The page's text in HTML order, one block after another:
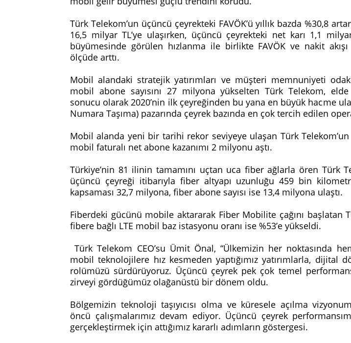
Türk Telekom’un üçüncü çeyrekteki FAVÖK’ü yıllık bazda %30,8
16,5 milyar TL’ye ulaşırken, üçüncü çeyrekteki net karı 1,1
büyümesinde görülen hızlanma ile birlikte FAVÖK ve nakit
ölçüde arttı.
Mobil alandaki stratejik yatırımları ve müşteri memnuniyeti
mobil abone sayısını 27 milyona yükselten Türk Telekom,
sonucu olarak 2020’nin ilk çeyreğinden bu yana en büyük hacme
Numara Taşıma) pazarında çeyrek bazında en çok tercih edilen
Mobil alanda yeni bir tarihi rekor seviyeye ulaşan Türk
mobil faturalı net abone kazanımı 2 milyonu aştı.
Türkiye’nin 81 ilinin tamamını uçtan uca fiber ağlarla ören Türk
üçüncü çeyreği itibarıyla fiber altyapı uzunluğu 459 bin
kapsaması 32,7 milyona, fiber abone sayısı ise 13,4 milyona ulaştı.
Fiberdeki gücünü mobile aktararak Fiber Mobilite çağını başlatan
fibere bağlı LTE mobil baz istasyonu oranı ise %53’e yükseldi.
Türk Telekom CEO’su Ümit Önal, “Ülkemizin her noktasında
mobil teknolojilere hız kesmeden yaptığımız yatırımlarla, dijital
rolümüzü sürdürüyoruz. Üçüncü çeyrek pek çok temel
zirveyi gördüğümüz olağanüstü bir dönem oldu.
Bölgemizin teknoloji taşıyıcısı olma ve küresele açılma
öncü çalışmalarımız devam ediyor. Üçüncü çeyrek
gerçekleştirmek için attığımız kararlı adımların göstergesi.